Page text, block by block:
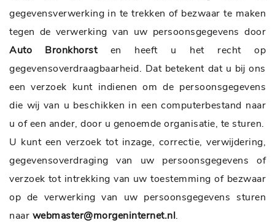
gegevensverwerking in te trekken of bezwaar te maken
tegen de verwerking van uw persoonsgegevens door
Auto Bronkhorsten heeft u het recht op
gegevensoverdraagbaarheid. Dat betekent dat u bij ons
een verzoek kunt indienen om de persoonsgegevens
die wij van u beschikken in een computerbestand naar
u of een ander, door u genoemde organisatie, te sturen.
U kunt een verzoek tot inzage, correctie, verwijdering,
gegevensoverdraging van uw persoonsgegevens of
verzoek tot intrekking van uw toestemming of bezwaar
op de verwerking van uw persoonsgegevens sturen
naar webmaster@morgeninternet.nl.